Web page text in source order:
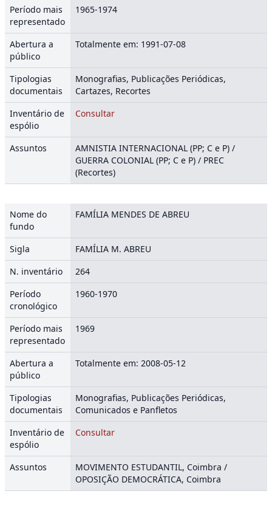
Período mais
representado
1965-1974
Abertura a
público
Totalmente em: 1991-07-08
Tipologias
documentais
Monografias, Publicações Periódicas,
Cartazes, Recortes
Inventário de
espólio
Consultar
Assuntos
AMNISTIA INTERNACIONAL (PP; C e P) /
GUERRA COLONIAL (PP; C e P) / PREC
(Recortes)
Nome do
fundo
FAMÍLIA MENDES DE ABREU
Sigla
FAMÍLIA M. ABREU
N. inventário
264
Período
cronológico
1960-1970
Período mais
representado
1969
Abertura a
público
Totalmente em: 2008-05-12
Tipologias
documentais
Monografias, Publicações Periódicas,
Comunicados e Panfletos
Inventário de
espólio
Consultar
Assuntos
MOVIMENTO ESTUDANTIL, Coimbra /
OPOSIÇÃO DEMOCRÁTICA, Coimbra